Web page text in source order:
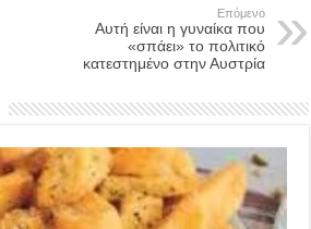
Επόμενο
Αυτή είναι η γυναίκα που
«σπάει» το πολιτικό
κατεστημένο στην Αυστρία